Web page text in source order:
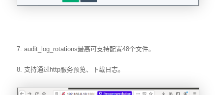
7. audit_log_rotations最高可支持配置48个文件。
8. 支持通过http服务预览、下载日志。